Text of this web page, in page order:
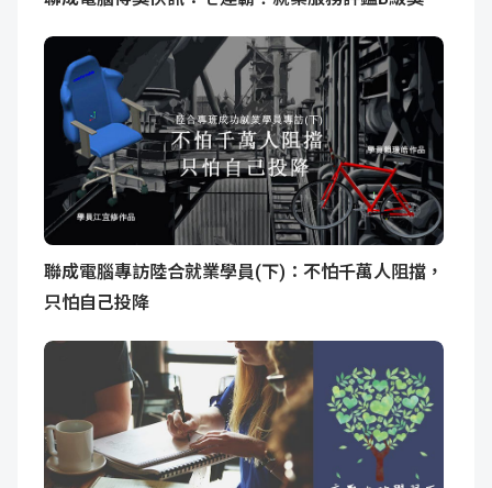
聯成電腦專訪陸合就業學員(下)：不怕千萬人阻擋，
只怕自己投降